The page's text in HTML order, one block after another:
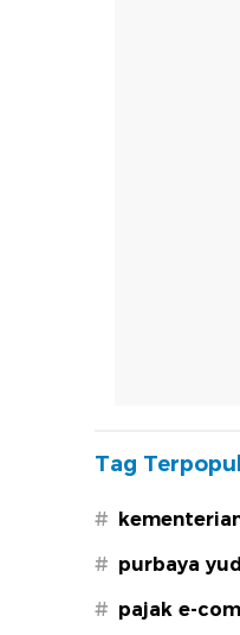
Tag
#
# purbaya
# pajak e-